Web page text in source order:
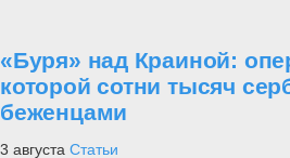
«Буря» над Краиной:
которой сотни тысяч
беженцами
3 августа Статьи